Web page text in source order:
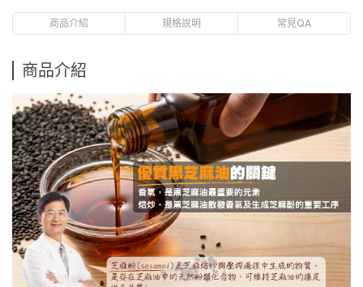
商品介紹 規格說明 常見QA
商品介紹